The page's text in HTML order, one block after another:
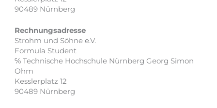
90489 Nürnberg
Rechnungsadresse
Strohm und Söhne e.V.
Formula Student
℅ Technische Hochschule Nürnberg Georg Simon
Ohm
Kesslerplatz 12
90489 Nürnberg